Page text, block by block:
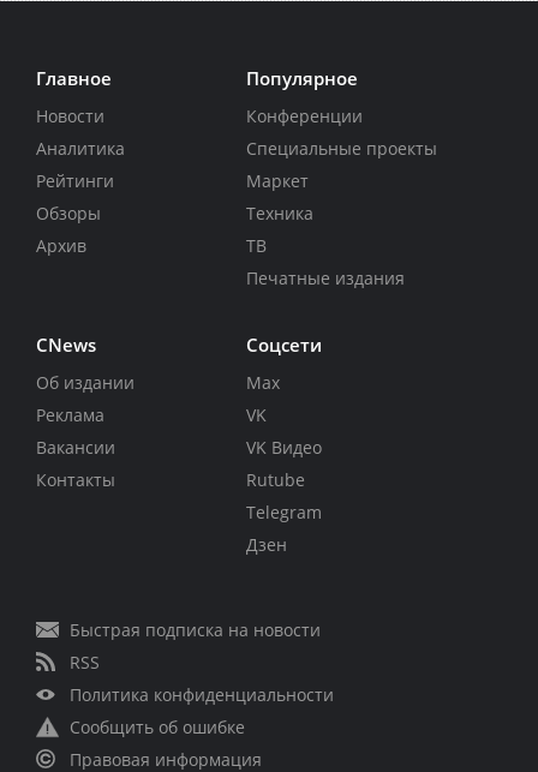
Главное
Новости
Аналитика
Рейтинги
Обзоры
Архив
Популярное
Конференции
Специальные проекты
Маркет
Техника
ТВ
Печатные издания
CNews
Об издании
Реклама
Вакансии
Контакты
Соцсети
Max
VK
VK Видео
Rutube
Telegram
Дзен
Быстрая подписка на новости
RSS
Политика конфиденциальности
Сообщить об ошибке
Правовая информация